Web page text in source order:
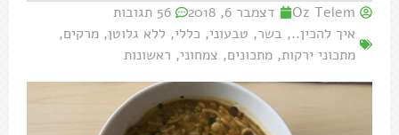
Oz Telem דצמבר 6, 2018
56 תגובות
איך להכין.., בשר, טבעוני, כללי, ללא גלוטן, מרקים,
מתכוני ירקות, מתכונים, צמחוני, ראשונות